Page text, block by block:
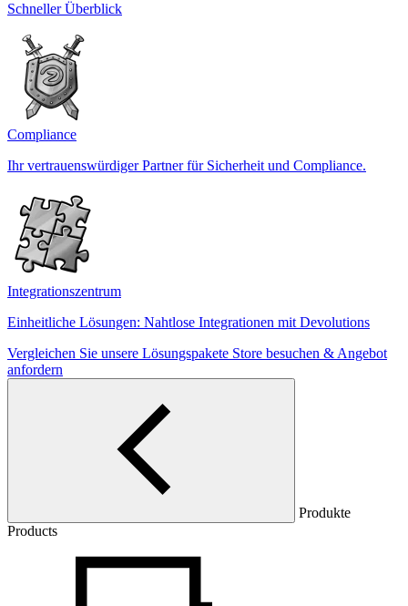
Schneller Überblick
Compliance
Ihr vertrauenswürdiger Partner für Sicherheit und Compliance.
Integrationszentrum
Einheitliche Lösungen: Nahtlose Integrationen mit Devolutions
Vergleichen Sie unsere Lösungspakete Store besuchen & Angebot
anfordern
Produkte
Products